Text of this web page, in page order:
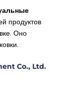
продуктов
Оно
Co., Ltd.